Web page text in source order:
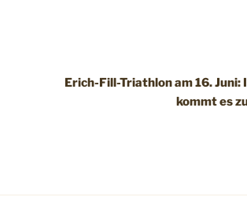
Erich-Fill-Triathlon am 16.
kommt es